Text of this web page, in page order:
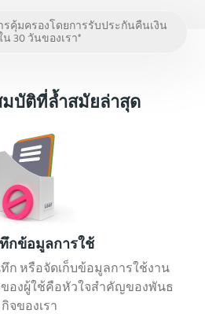
คุ้มครองโดยการรับประกันคืนเงิน
30 วันของเรา*
บัติที่ล้ำสมัยล่าสุด
กข้อมูลการใช้
ก หรือจัดเก็บข้อมูลการใช้งาน
องผู้ใช้คือหัวใจสำคัญของพันธ
กิจของเรา